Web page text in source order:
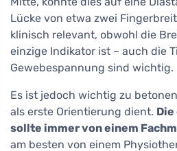
Lücke von etwa zwei
klinisch relevant, obwohl die
einzige Indikator ist – auch die
Gewebespannung sind wichtig.
Es ist jedoch wichtig zu
als erste Orientierung dient.
sollte immer von einem
am besten von einem